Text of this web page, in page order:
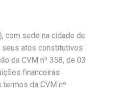
com sede na cidade de
seus atos constitutivos
da CVM nº 358, de 03
financeiras
da CVM nº